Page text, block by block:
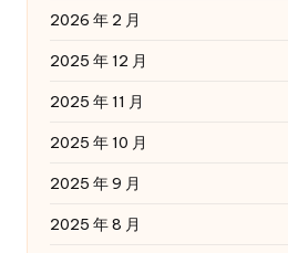
2026 年 2 月
2025 年 12 月
2025 年 11 月
2025 年 10 月
2025 年 9 月
2025 年 8 月